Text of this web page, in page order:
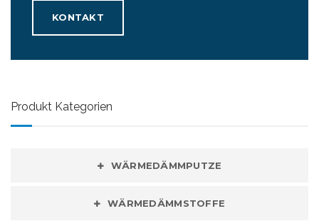
KONTAKT
Produkt Kategorien
WÄRMEDÄMMPUTZE
WÄRMEDÄMMSTOFFE